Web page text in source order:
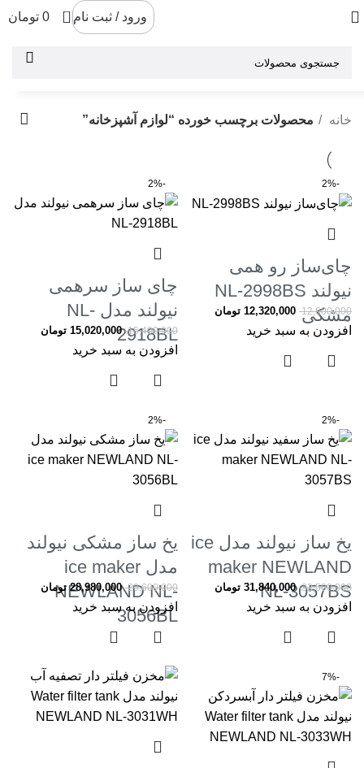
ورود / ثبت نام 0
0 تومان
خانه محصولات برچسب خورده “لوازم آشپزخانه”
-2%
چای‌ساز رو همی
نیولند NL‑2998BS
مشکی
12,600,000
12,320,000 تومان
افزودن به سبد خرید
-2%
چای ساز سرهمی
نیولند مدل NL-
2918BL
15,400,000
15,020,000 تومان
افزودن به سبد خرید
-2%
یخ ساز نیولند مدل ice
maker NEWLAND
NL-3057BS
32,500,000
31,840,000 تومان
افزودن به سبد خرید
-2%
یخ ساز مشکی نیولند
مدل ice maker
NEWLAND NL-
3056BL
29,600,000
28,980,000 تومان
افزودن به سبد خرید
-7%